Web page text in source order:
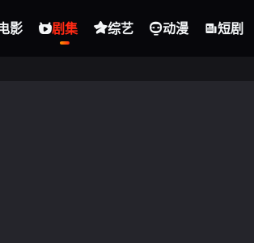
影 剧集 综艺 动漫 短剧